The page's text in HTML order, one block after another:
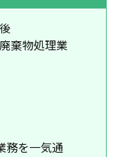
棄物処理業
務を一気通